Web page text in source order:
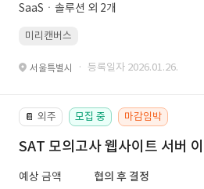
SaaSㆍ솔루션 외 2개
미리캔버스
서울특별시 · 등록일자 2026.01.26.
📔 외주 모집 중 마감임박
SAT 모의고사 웹사이트 서버
예상 금액
협의 후 결정